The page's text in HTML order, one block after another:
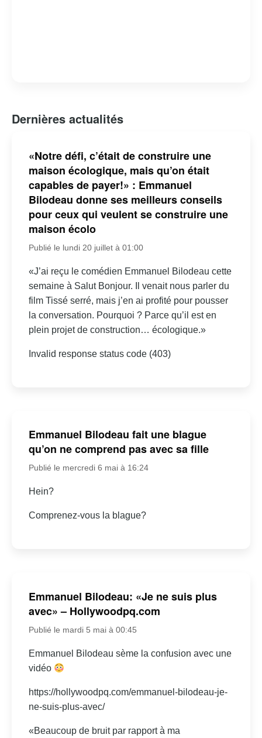
Dernières actualités
«Notre défi, c’était de construire une
maison écologique, mais qu’on était
capables de payer!» : Emmanuel
Bilodeau donne ses meilleurs conseils
pour ceux qui veulent se construire une
maison écolo
Publié le lundi 20 juillet à 01:00
«J’ai reçu le comédien Emmanuel Bilodeau cette
semaine à Salut Bonjour. Il venait nous parler du
film Tissé serré, mais j’en ai profité pour pousser
la conversation. Pourquoi ? Parce qu’il est en
plein projet de construction… écologique.»
Invalid response status code (403)
Emmanuel Bilodeau fait une blague
qu’on ne comprend pas avec sa fille
Publié le mercredi 6 mai à 16:24
Hein?
Comprenez-vous la blague?
Emmanuel Bilodeau: «Je ne suis plus
avec» – Hollywoodpq.com
Publié le mardi 5 mai à 00:45
Emmanuel Bilodeau sème la confusion avec une
vidéo
https://hollywoodpq.com/emmanuel-bilodeau-je-
ne-suis-plus-avec/
«Beaucoup de bruit par rapport à ma